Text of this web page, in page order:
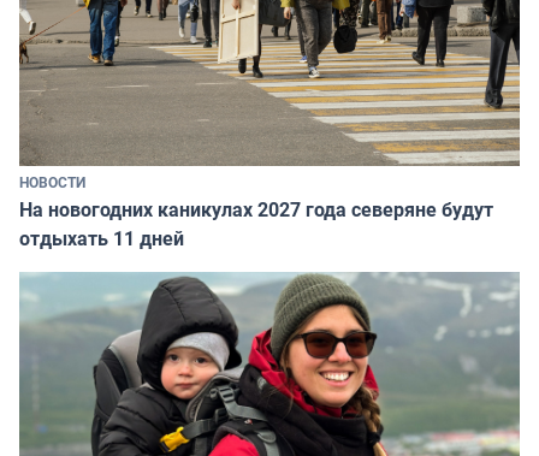
НОВОСТИ
На новогодних каникулах 2027 года северяне будут
отдыхать 11 дней